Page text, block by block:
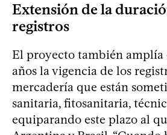
Extensión de la
registros
El proyecto también amplía
años la vigencia de los
mercadería que están
sanitaria, fitosanitaria,
equiparando este plazo al